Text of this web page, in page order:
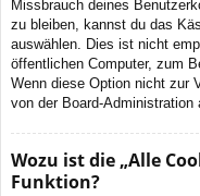
Missbrauch deines
zu bleiben, kannst du das
auswählen. Dies ist nicht
öffentlichen Computer, zum
Wenn diese Option nicht zur
von der Board-Administration
Wozu ist die „Alle
Funktion?